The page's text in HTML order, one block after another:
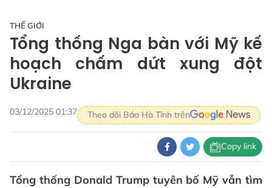
THẾ GIỚI
Tổng thống Nga bàn với Mỹ kế
hoạch chấm dứt xung đột
Ukraine
03/12/2025 01:37 Theo dõi Báo Hà Tĩnh trên
Copy link
Tổng thống Donald Trump tuyên bố Mỹ vẫn tìm